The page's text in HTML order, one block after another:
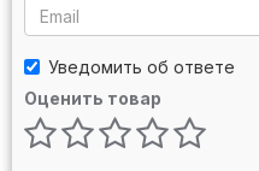
Уведомить об ответе
Оценить товар